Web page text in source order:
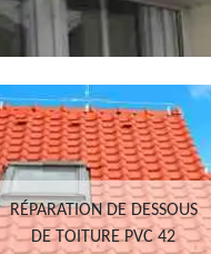
RÉPARATION DE DESSOUS
DE TOITURE PVC 42